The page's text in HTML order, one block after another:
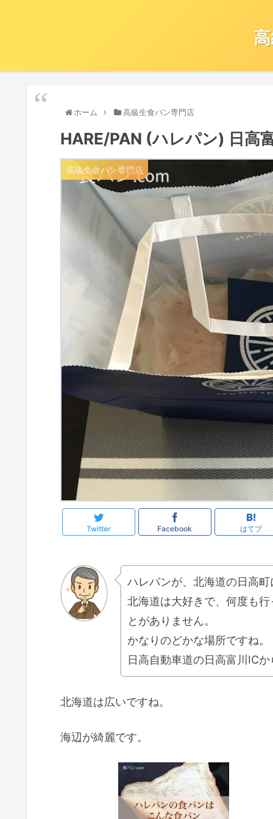
ホーム 高級生食パン専門店
HARE/PAN (ハレパン) 日高
高級生食パン専門店
Twitter Facebook はてブ
ハレパンが、北海道の日高
北海道は大好きで、何度も
とがありません。
かなりのどかな場所ですね。
日高自動車道の日高富川IC
北海道は広いですね。
海辺が綺麗です。